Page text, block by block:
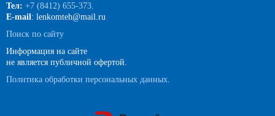
Тел: +7 (8412) 655-373.
E-mail: lenkomteh@mail.ru
Поиск по сайту
Информация на сайте
не является публичной офертой.
Политика обработки персональных данных.